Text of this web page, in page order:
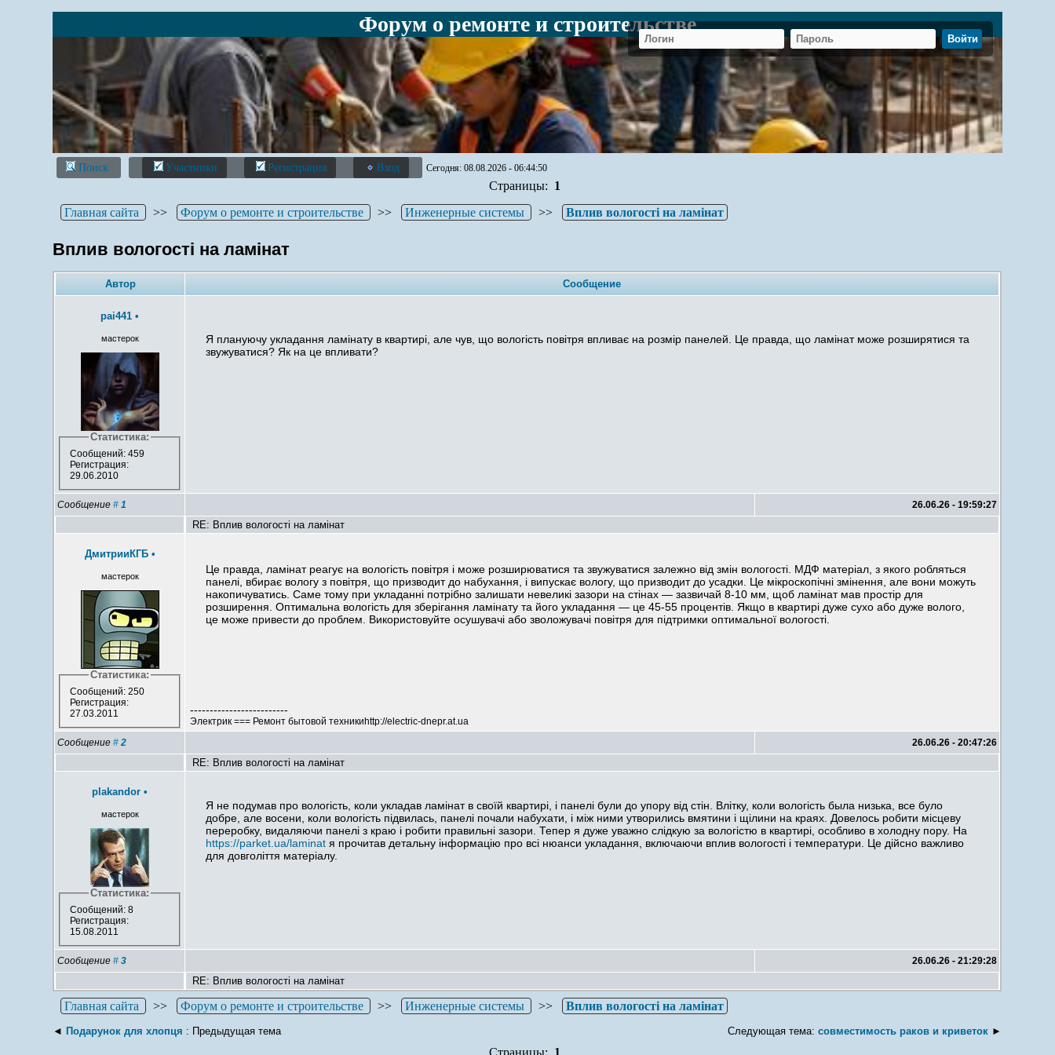
Форум о ремонте и строительстве
Поиск Участники Регистрация Вход Сегодня: 08.08.2026 - 06:44:50
Страницы: 1
Главная сайта
>> Форум о ремонте и строительстве >> Инженерные системы >> Вплив вологості на ламінат
Вплив вологості на ламінат
Автор Сообщение
pai441 •
мастерок
Статистика:
Сообщений: 459
Регистрация:
29.06.2010
Я плануючу укладання ламінату в квартирі, але чув, що вологість повітря впливає на розмір панелей. Це правда, що ламінат може розширятися та
звужуватися? Як на це впливати?
Сообщение#1 26.06.26 - 19:59:27
RE: Вплив вологості на ламінат
ДмитрииКГБ •
мастерок
Статистика:
Сообщений: 250
Регистрация:
27.03.2011
Це правда, ламінат реагує на вологість повітря і може розширюватися та звужуватися залежно від змін вологості. МДФ матеріал, з якого робляться
панелі, вбирає вологу з повітря, що призводит до набухання, і випускає вологу, що призводит до усадки. Це мікроскопічні змінення, але вони можуть
накопичуватись. Саме тому при укладанні потрібно залишати невеликі зазори на стінах — зазвичай 8-10 мм, щоб ламінат мав простір для
розширення. Оптимальна вологість для зберігання ламінату та його укладання — це 45-55 процентів. Якщо в квартирі дуже сухо або дуже волого,
це може привести до проблем. Використовуйте осушувачі або зволожувачі повітря для підтримки оптимальної вологості.
-------------------------
Электрик === Ремонт бытовой техникиhttp://electric-dnepr.at.ua
Сообщение#2 26.06.26 - 20:47:26
RE: Вплив вологості на ламінат
plakandor •
мастерок
Статистика:
Сообщений: 8
Регистрация:
15.08.2011
Я не подумав про вологість, коли укладав ламінат в своїй квартирі, і панелі були до упору від стін. Влітку, коли вологість была низька, все було
добре, але восени, коли вологість підвилась, панелі почали набухати, і між ними утворились вмятини і щілини на краях. Довелось робити місцеву
переробку, видаляючи панелі з краю і робити правильні зазори. Тепер я дуже уважно слідкую за вологістю в квартирі, особливо в холодну пору. На
https://parket.ua/laminat я прочитав детальну інформацію про всі нюанси укладання, включаючи вплив вологості і температури. Це дійсно важливо
для довголіття матеріалу.
Сообщение#3 26.06.26 - 21:29:28
RE: Вплив вологості на ламінат
Главная сайта >> Форум о ремонте и строительстве >> Инженерные системы >> Вплив вологості на ламінат
◄ Подарунок для хлопця : Предыдущая тема Следующая тема:совместимость раков и криветок ►